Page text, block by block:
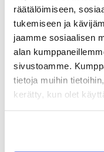
räätälöimiseen,
tukemiseen ja
jaamme sosiaalisen
alan
sivustoamme.
tietoja muihin
kerätty, kun olet
Grippien
Golf pride Tour
antaa hyvän pidon
Golf pride MCC
pito/kestävyys
tuntuma käsille. +
pehmeä grippi